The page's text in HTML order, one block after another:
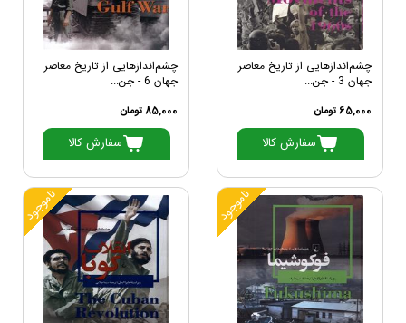
چشم‌اندازهایی از تاریخ معاصر
جهان 3 - جن...
65,000 تومان
سفارش کالا
چشم‌اندازهایی از تاریخ معاصر
جهان 6 - جن...
85,000 تومان
سفارش کالا
ناموجود ناموجود